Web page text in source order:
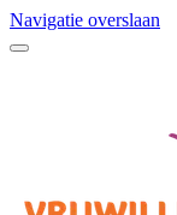
Navigatie overslaan